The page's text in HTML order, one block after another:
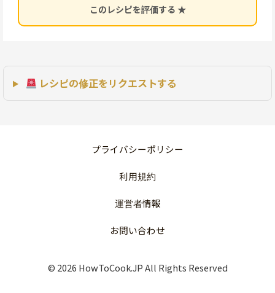
このレシピを評価する ★
レシピの修正をリクエストする
プライバシーポリシー
利用規約
運営者情報
お問い合わせ
© 2026 HowToCook.JP All Rights Reserved